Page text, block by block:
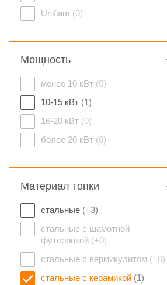
Uniflam (0)
Мощность
менее 10 кВт (0)
10-15 кВт (1)
16-20 кВт (0)
более 20 кВт (0)
Материал топки
стальные (+3)
стальные с шамотной
футеровкой (+0)
стальные с вермикулитом (+0)
стальные с керамикой (1)